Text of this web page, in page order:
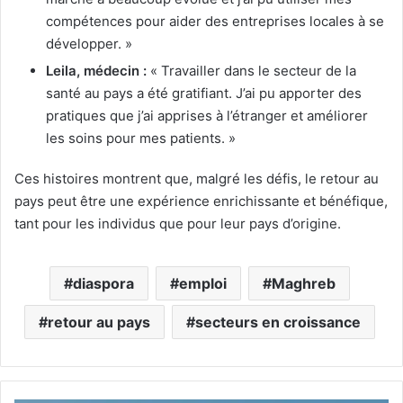
compétences pour aider des entreprises locales à se
développer. »
Leila, médecin : « Travailler dans le secteur de la
santé au pays a été gratifiant. J’ai pu apporter des
pratiques que j’ai apprises à l’étranger et améliorer
les soins pour mes patients. »
Ces histoires montrent que, malgré les défis, le retour au
pays peut être une expérience enrichissante et bénéfique,
tant pour les individus que pour leur pays d’origine.
diaspora emploi Maghreb
retour au pays secteurs en croissance